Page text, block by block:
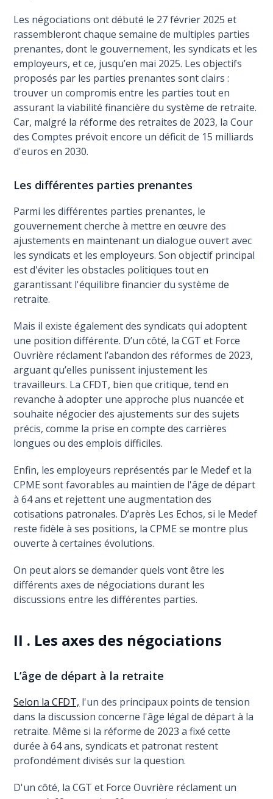
Les négociations ont débuté le 27 février 2025 et
rassembleront chaque semaine de multiples parties
prenantes, dont le gouvernement, les syndicats et les
employeurs, et ce, jusqu’en mai 2025. Les objectifs
proposés par les parties prenantes sont clairs :
trouver un compromis entre les parties tout en
assurant la viabilité financière du système de retraite.
Car, malgré la réforme des retraites de 2023, la Cour
des Comptes prévoit encore un déficit de 15 milliards
d'euros en 2030.
Les différentes parties prenantes
Parmi les différentes parties prenantes, le
gouvernement cherche à mettre en œuvre des
ajustements en maintenant un dialogue ouvert avec
les syndicats et les employeurs. Son objectif principal
est d'éviter les obstacles politiques tout en
garantissant l'équilibre financier du système de
retraite.
Mais il existe également des syndicats qui adoptent
une position différente. D’un côté, la CGT et Force
Ouvrière réclament l’abandon des réformes de 2023,
arguant qu’elles punissent injustement les
travailleurs. La CFDT, bien que critique, tend en
revanche à adopter une approche plus nuancée et
souhaite négocier des ajustements sur des sujets
précis, comme la prise en compte des carrières
longues ou des emplois difficiles.
Enfin, les employeurs représentés par le Medef et la
CPME sont favorables au maintien de l'âge de départ
à 64 ans et rejettent une augmentation des
cotisations patronales. D’après Les Echos, si le Medef
reste fidèle à ses positions, la CPME se montre plus
ouverte à certaines évolutions.
On peut alors se demander quels vont être les
différents axes de négociations durant les
discussions entre les différentes parties.
II . Les axes des négociations
L’âge de départ à la retraite
Selon la CFDT, l'un des principaux points de tension
dans la discussion concerne l'âge légal de départ à la
retraite. Même si la réforme de 2023 a fixé cette
durée à 64 ans, syndicats et patronat restent
profondément divisés sur la question.
D'un côté, la CGT et Force Ouvrière réclament un